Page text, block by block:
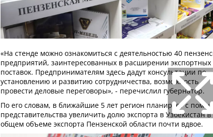
«На стенде можно ознакомиться с деятельностью 40
предприятий, заинтересованных в расширении экспортных
поставок. Предпринимателям здесь дадут консультации по
установлению и развитию сотрудничества, возможность
провести деловые переговоры», - перечислил губернатор.
По его словам, в ближайшие 5 лет регион планирует с
представительства увеличить долю экспорта в Узбекистан в
общем объеме экспорта Пензенской области почти вдвое.